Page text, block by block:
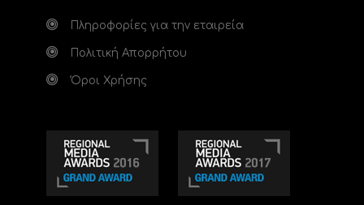
Πληροφορίες για την εταιρεία
Πολιτική Απορρήτου
Όροι Χρήσης